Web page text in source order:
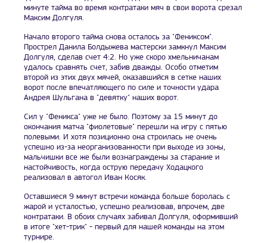
минуте тайма во время контратаки мяч в свои ворота срезал
Максим Долгуля.
Начало второго тайма снова осталось за "Фениксом".
Прострел Данила Болдыжева мастерски замкнул Максим
Долгуля, сделав счет 4:2. Но уже скоро хмельничанам
удалось сравнять счет, забив дважды. Особо отметим
второй из этих двух мячей, оказавшийся в сетке наших
ворот после впечатляющего по силе и точности удара
Андрея Шульгана в "девятку" наших ворот.
Сил у "Феникса" уже не было. Поэтому за 15 минут до
окончания матча "фиолетовые" перешли на игру с пятью
полевыми. И хотя позиционно она строилась не очень
успешно из-за неорганизованности при выходе из зоны,
мальчишки все же были вознаграждены за старание и
настойчивость, когда острую передачу Ходацкого
реализовал в автогол Иван Косяк.
Оставшиеся 9 минут встречи команда больше боролась с
жарой и усталостью, успешно реализовав, впрочем, две
контратаки. В обоих случаях забивал Долгуля, оформивший
в итоге "хет-трик" - первый для нашей команды на этом
турнире.